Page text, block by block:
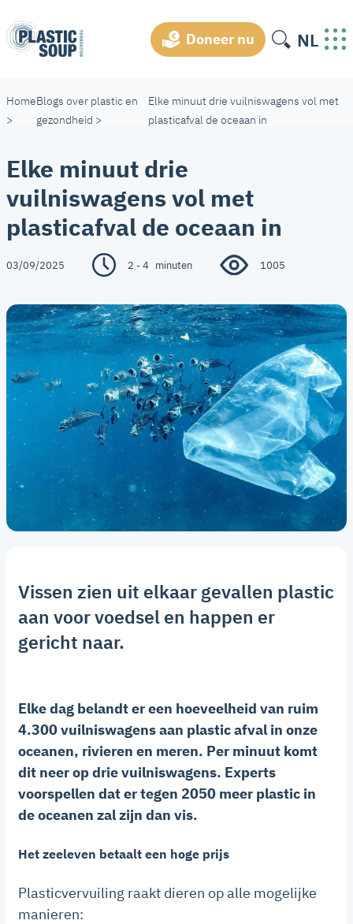
Doneer nu NL
Home
>
Blogs over plastic en
gezondheid >
Elke minuut drie vuilniswagens vol met
plasticafval de oceaan in
Elke minuut drie
vuilniswagens vol met
plasticafval de oceaan in
03/09/2025 2 - 4 minuten 1005
Vissen zien uit elkaar gevallen plastic
aan voor voedsel en happen er
gericht naar.
Elke dag belandt er een hoeveelheid van ruim
4.300 vuilniswagens aan plastic afval in onze
oceanen, rivieren en meren. Per minuut komt
dit neer op drie vuilniswagens. Experts
voorspellen dat er tegen 2050 meer plastic in
de oceanen zal zijn dan vis.
Het zeeleven betaalt een hoge prijs
Plasticvervuiling raakt dieren op alle mogelijke
manieren: